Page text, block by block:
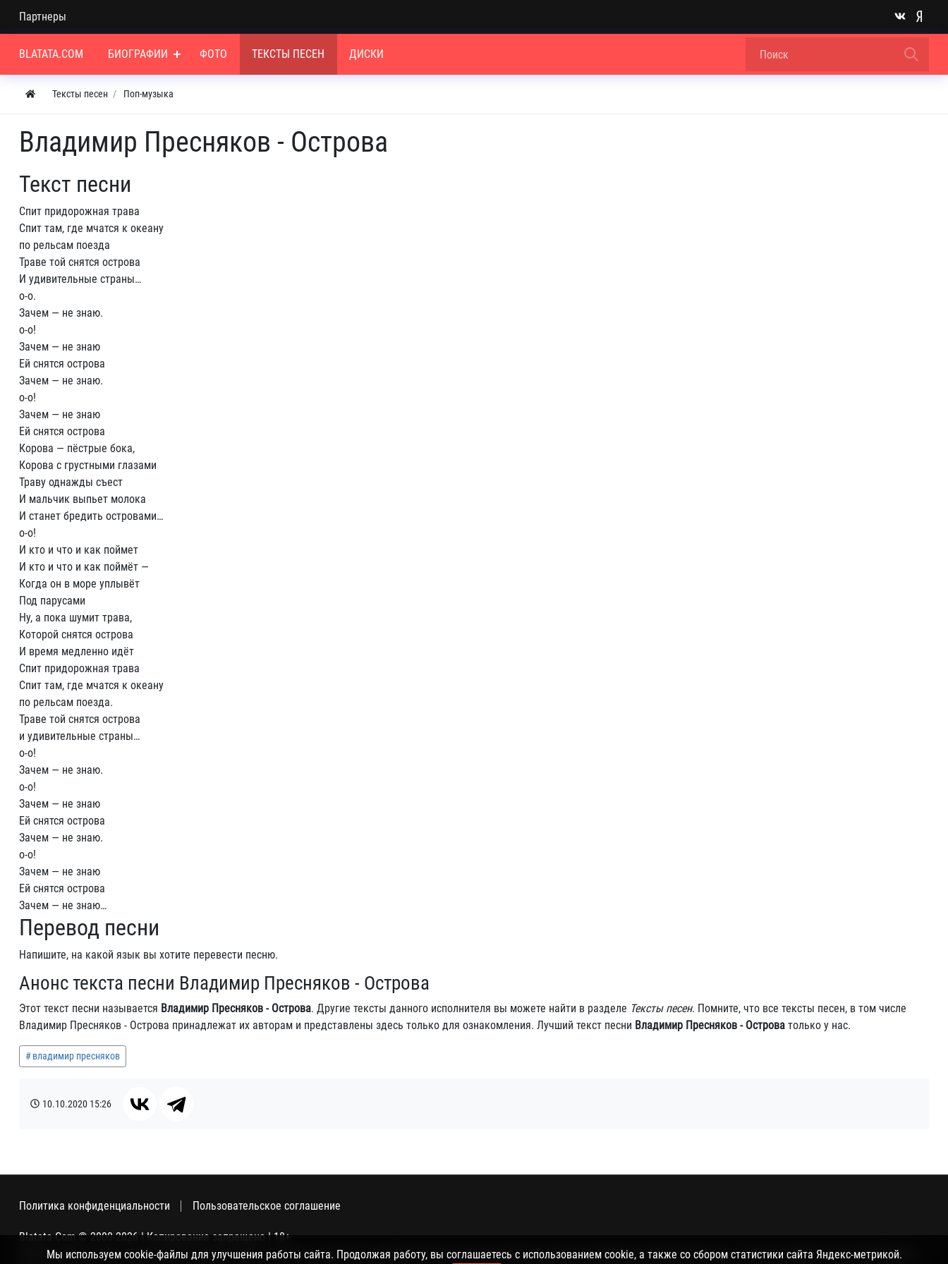
Партнеры
BLATATA.COM БИОГРАФИИ ФОТО ТЕКСТЫ ПЕСЕН ДИСКИ
Тексты песен Поп-музыка
Владимир Пресняков - Острова
Текст песни
Спит придорожная трава
Cпит там, где мчатся к океану
по рельсам поезда
Траве той снятся острова
И удивительные страны…
о-о.
Зачем — не знаю.
о-о!
Зачем — не знаю
Ей снятся острова
Зачем — не знаю.
о-о!
Зачем — не знаю
Ей снятся острова
Корова — пёстрые бока,
Корова с грустными глазами
Траву однажды съест
И мальчик выпьет молока
И станет бредить островами…
о-о!
И кто и что и как поймет
И кто и что и как поймёт —
Когда он в море уплывёт
Под парусами
Ну, а пока шумит трава,
Которой снятся острова
И время медленно идёт
Спит придорожная трава
Спит там, где мчатся к океану
по рельсам поезда.
Траве той снятся острова
и удивительные страны…
о-о!
Зачем — не знаю.
о-о!
Зачем — не знаю
Ей снятся острова
Зачем — не знаю.
о-о!
Зачем — не знаю
Ей снятся острова
Зачем — не знаю…
Перевод песни
Напишите, на какой язык вы хотите перевести песню.
Анонс текста песни Владимир Пресняков - Острова
Этот текст песни называется Владимир Пресняков - Острова. Другие тексты данного исполнителя вы можете найти в разделе Тексты песен. Помните, что все тексты песен, в том числе
Владимир Пресняков - Острова принадлежат их авторам и представлены здесь только для ознакомления. Лучший текст песни Владимир Пресняков - Острова только у нас.
владимир пресняков
10.10.2020 15:26
Политика конфиденциальности Пользовательское соглашение
Blatata.Com © 2000-2026 | Копирование запрещено | 18+
Использование сайта подразумевает ваше полное согласие с политикой конфиденциальности, пользовательским соглашением и поддержкой куки, а также со сбором статистики Яндекс-
Мы используем cookie-файлы для улучшения работы сайта. Продолжая работу, вы соглашаетесь с использованием cookie, а также со сбором статистики сайта Яндекс-метрикой.